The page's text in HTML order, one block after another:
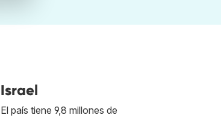
Israel
El país tiene 9,8 millones de